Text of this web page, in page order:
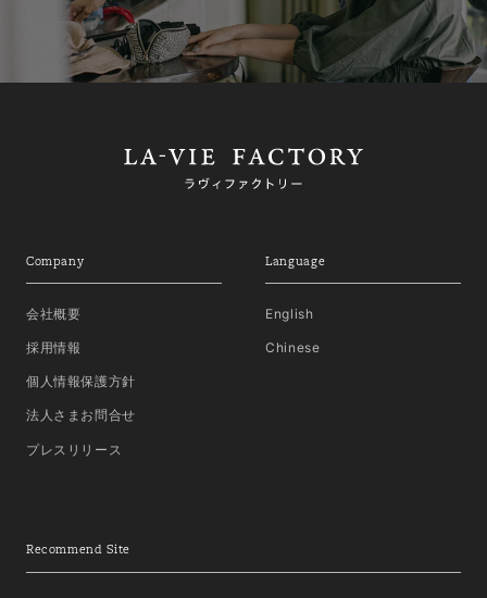
Company
会社概要
採用情報
個人情報保護方針
法人さまお問合せ
プレスリリース
Language
English
Chinese
Recommend Site